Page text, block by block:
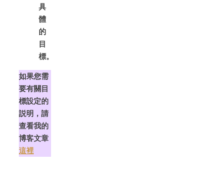
具
體
的
目
標。
如果您需
要有關目
標設定的
説明，請
查看我的
博客文章
這裡